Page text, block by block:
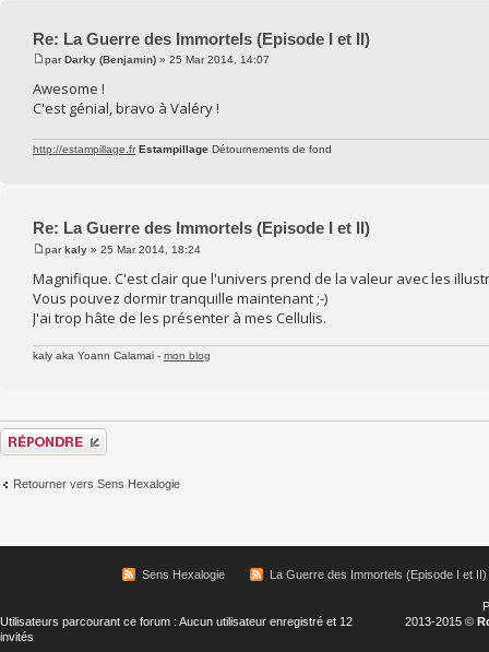
Re: La Guerre des Immortels (Episode I et II)
parDarky (Benjamin) » 25 Mar 2014, 14:07
Awesome !
C'est génial, bravo à Valéry !
http://estampillage.fr Estampillage Détournements de fond
Re: La Guerre des Immortels (Episode I et II)
parkaly » 25 Mar 2014, 18:24
Magnifique. C'est clair que l'univers prend de la valeur avec les
Vous pouvez dormir tranquille maintenant ;-)
J'ai trop hâte de les présenter à mes Cellulis.
kaly aka Yoann Calamai - mon blog
Répondre
Retourner vers Sens Hexalogie
Sens Hexalogie La Guerre des Immortels (Episode I et II)
Utilisateurs parcourant ce forum : Aucun utilisateur enregistré et 12
invités
2013-2015 ©